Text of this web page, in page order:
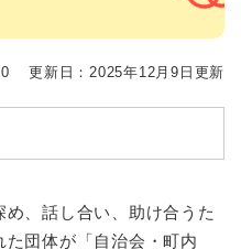
更新日：2025年12月9日更新
、話し合い、助け合うた
団体が「自治会・町内